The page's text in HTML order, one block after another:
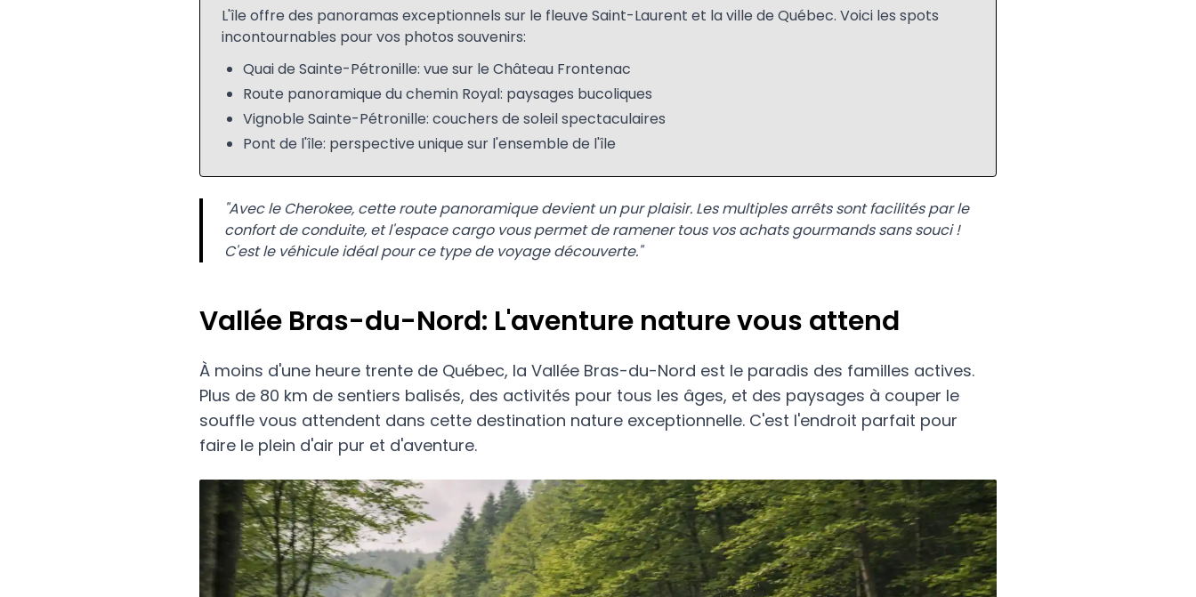
L'île offre des panoramas exceptionnels sur le fleuve Saint-Laurent et la ville de Québec. Voici les spots
incontournables pour vos photos souvenirs:
Quai de Sainte-Pétronille: vue sur le Château Frontenac
Route panoramique du chemin Royal: paysages bucoliques
Vignoble Sainte-Pétronille: couchers de soleil spectaculaires
Pont de l'île: perspective unique sur l'ensemble de l'île
"Avec le Cherokee, cette route panoramique devient un pur plaisir. Les multiples arrêts sont facilités par le
confort de conduite, et l'espace cargo vous permet de ramener tous vos achats gourmands sans souci !
C'est le véhicule idéal pour ce type de voyage découverte."
Vallée Bras-du-Nord: L'aventure nature vous attend
À moins d'une heure trente de Québec, la Vallée Bras-du-Nord est le paradis des familles actives.
Plus de 80 km de sentiers balisés, des activités pour tous les âges, et des paysages à couper le
souffle vous attendent dans cette destination nature exceptionnelle. C'est l'endroit parfait pour
faire le plein d'air pur et d'aventure.